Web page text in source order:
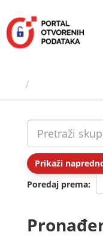
sadržaj
Prikaži
Poredaj prema